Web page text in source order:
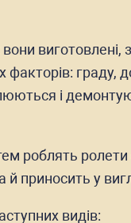
вони
граду,
і
роблять
приносить у
видів: